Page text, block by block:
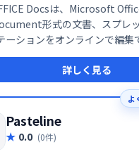
Docsは、Microsoft
形式の文書、スプレ
ーションをオンラインで編集
イートです。豊富な編集ツー
、チームワークの効率化を促
マットにも対応し、自社ウェ
ームレスな連携も可能です。
共有を実現する、頼れるオフ
詳しく見る
よ
Pasteline
0.0 (0件)